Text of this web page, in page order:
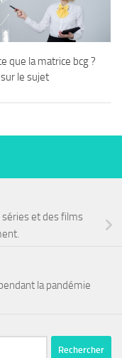
que la matrice bcg ?
le sujet
séries et des films
la pandémie